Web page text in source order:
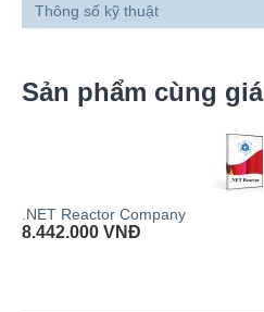
Thông số kỹ thuật
Sản phẩm cùng giá
.NET Reactor Company
8.442.000 VNĐ